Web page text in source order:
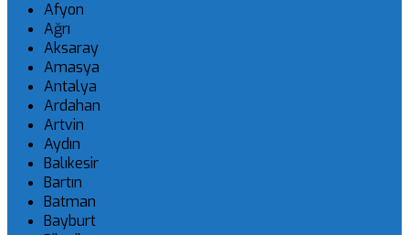
Afyon
Ağrı
Aksaray
Amasya
Antalya
Ardahan
Artvin
Aydın
Balıkesir
Bartın
Batman
Bayburt